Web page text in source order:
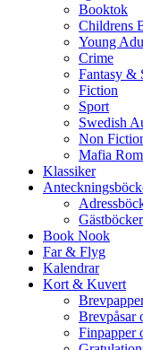
Booktok
Childrens
Young
Crime
Fantasy &
Fiction
Sport
Swedish
Non
Mafia
Klassiker
Gästböcker
Book Nook
Far & Flyg
Kalendrar
Kort & Kuvert
Brevpåsar
Finpapper